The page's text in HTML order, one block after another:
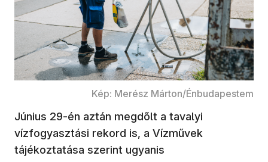
Kép: Merész Márton/Énbudapestem
Június 29-én aztán megdőlt a tavalyi
vízfogyasztási rekord is, a Vízművek
tájékoztatása szerint ugyanis